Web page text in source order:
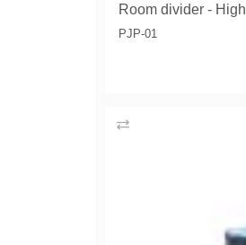
Room divider - High
PJP-01